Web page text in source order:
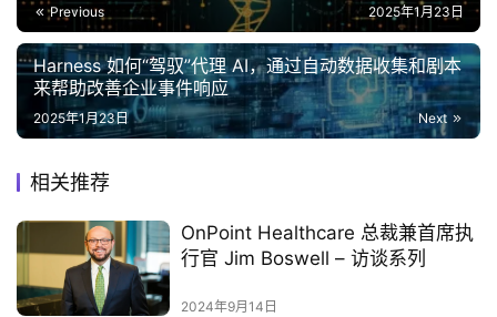
Previous 2025年1月23日
Harness 如何“驾驭”代理 AI，通过自动数据收集和剧本
来帮助改善企业事件响应
Next
2025年1月23日
相关推荐
OnPoint Healthcare 总裁兼首席执
行官 Jim Boswell – 访谈系列
2024年9月14日